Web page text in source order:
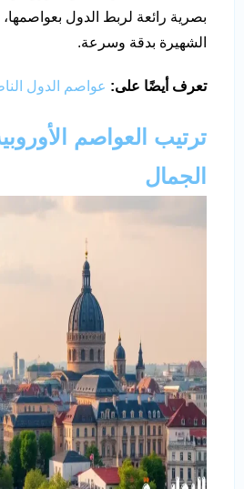
بصرية رائعة لربط الدول بعواصمها،
الشهيرة بدقة وسرعة.
تعرف أيضًا على: عواصم الدول
ترتيب العواصم
الجمال